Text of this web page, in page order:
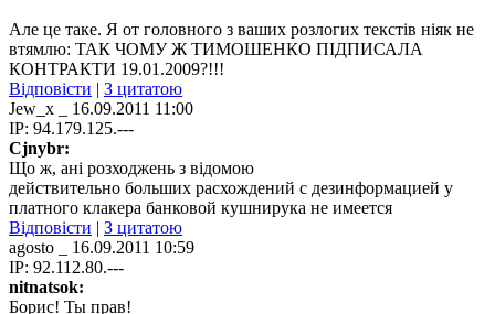
Але це таке. Я от головного з ваших розлогих текстів ніяк не
втямлю: ТАК ЧОМУ Ж ТИМОШЕНКО ПІДПИСАЛА
КОНТРАКТИ 19.01.2009?!!!
Відповісти | З цитатою
Jew_x _ 16.09.2011 11:00
IP: 94.179.125.---
Cjnybr:
Що ж, ані розходжень з відомою
действительно больших расхождений с дезинформацией у
платного клакера банковой кушнирука не имеется
Відповісти | З цитатою
agosto _ 16.09.2011 10:59
IP: 92.112.80.---
nitnatsok:
Борис! Ты прав!